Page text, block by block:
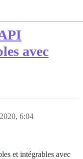
avec
6:04
et intégrables avec